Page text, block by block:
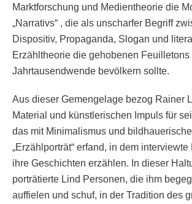
Marktforschung und Medientheorie die
„Narrativs“ , die als unscharfer Begriff
Dispositiv, Propaganda, Slogan und
Erzähltheorie die gehobenen Feuilletons
Jahrtausendwende bevölkern sollte.
Aus dieser Gemengelage bezog Rainer
Material und künstlerischen Impuls für
das mit Minimalismus und
„Erzählporträt“ erfand, in dem
ihre Geschichten erzählen. In dieser
porträtierte Lind Personen, die ihm
auffielen und schuf, in der Tradition des